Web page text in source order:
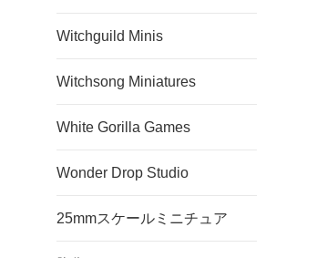
Witchguild Minis
Witchsong Miniatures
White Gorilla Games
Wonder Drop Studio
25mmスケールミニチュア